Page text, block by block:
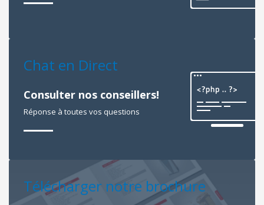
Chat en Direct
Consulter nos conseillers!
Réponse à toutes vos questions
Télécharger notre brochure